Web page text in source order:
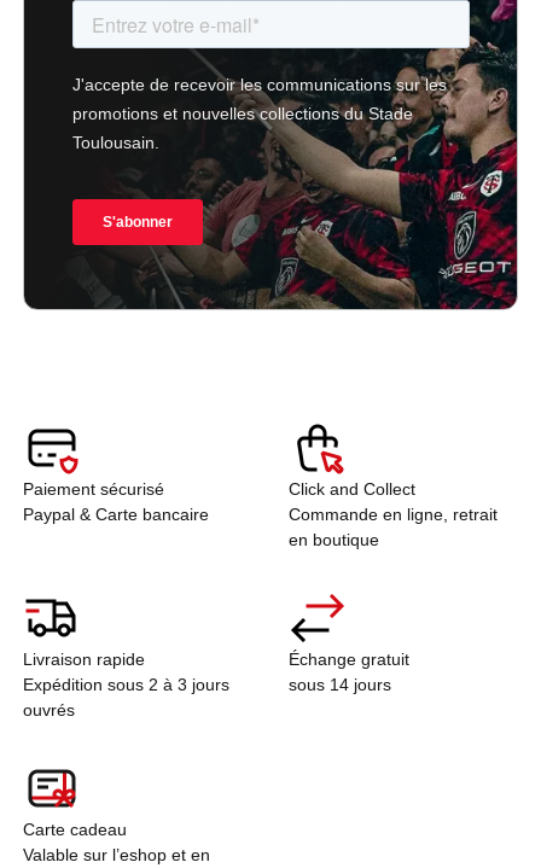
Paiement sécurisé
Paypal & Carte bancaire
Click and Collect
Commande en ligne, retrait
en boutique
Livraison rapide
Expédition sous 2 à 3 jours
ouvrés
Échange gratuit
sous 14 jours
Carte cadeau
Valable sur l’eshop et en